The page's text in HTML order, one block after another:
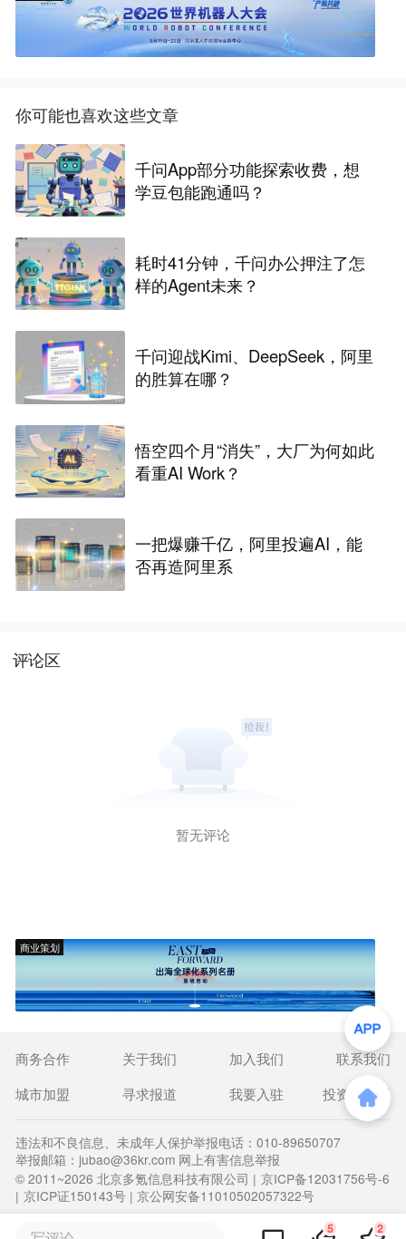
你可能也喜欢这些文章
千问App部分功能探索收费，想
学豆包能跑通吗？
耗时41分钟，千问办公押注了怎
样的Agent未来？
千问迎战Kimi、DeepSeek，阿里
的胜算在哪？
悟空四个月“消失”，大厂为何如此
看重AI Work？
一把爆赚千亿，阿里投遍AI，能
否再造阿里系
评论区
暂无评论
商业策划
5 2
商务合作 关于我们 加入我们
联系我们
城市加盟
寻求报道 我要入驻 投资者关系
违法和不良信息、未成年人保护举报电话：010-89650707
举报邮箱：jubao@36kr.com 网上有害信息举报
© 2011~2026 北京多氪信息科技有限公司 | 京ICP备12031756号-6
| 京ICP证150143号 | 京公网安备11010502057322号